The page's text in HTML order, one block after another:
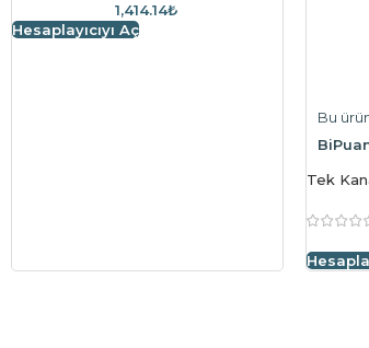
1,414.14₺
Hesaplayıcıyı Aç
Bu
Tek